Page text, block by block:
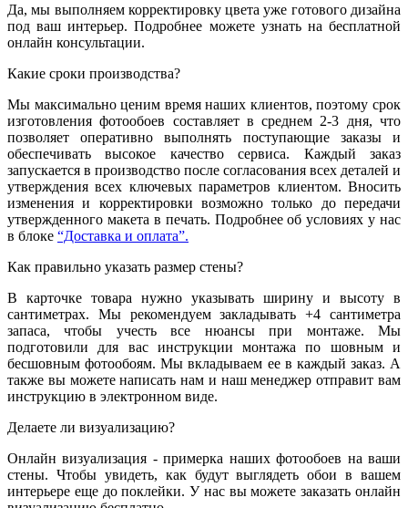
Да, мы выполняем корректировку цвета уже готового дизайна
под ваш интерьер. Подробнее можете узнать на бесплатной
онлайн консультации.
Какие сроки производства?
Мы максимально ценим время наших клиентов, поэтому срок
изготовления фотообоев составляет в среднем 2-3 дня, что
позволяет оперативно выполнять поступающие заказы и
обеспечивать высокое качество сервиса. Каждый заказ
запускается в производство после согласования всех деталей и
утверждения всех ключевых параметров клиентом. Вносить
изменения и корректировки возможно только до передачи
утвержденного макета в печать. Подробнее об условиях у нас
в блоке “Доставка и оплата”.
Как правильно указать размер стены?
В карточке товара нужно указывать ширину и высоту в
сантиметрах. Мы рекомендуем закладывать +4 сантиметра
запаса, чтобы учесть все нюансы при монтаже. Мы
подготовили для вас инструкции монтажа по шовным и
бесшовным фотообоям. Мы вкладываем ее в каждый заказ. А
также вы можете написать нам и наш менеджер отправит вам
инструкцию в электронном виде.
Делаете ли визуализацию?
Онлайн визуализация - примерка наших фотообоев на ваши
стены. Чтобы увидеть, как будут выглядеть обои в вашем
интерьере еще до поклейки. У нас вы можете заказать онлайн